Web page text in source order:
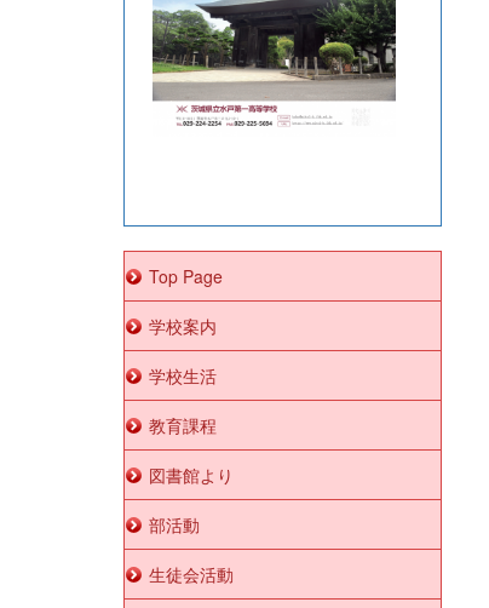
Top Page
学校案内
学校生活
教育課程
図書館より
部活動
生徒会活動